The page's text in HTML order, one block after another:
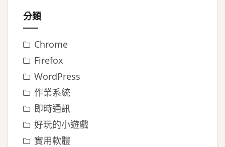
分類
Chrome
Firefox
WordPress
作業系統
即時通訊
好玩的小遊戲
實用軟體